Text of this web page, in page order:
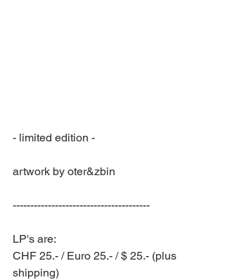
- limited edition -
artwork by oter&zbin
---------------------------------------
LP's are:
CHF 25.- / Euro 25.- / $ 25.- (plus
shipping)